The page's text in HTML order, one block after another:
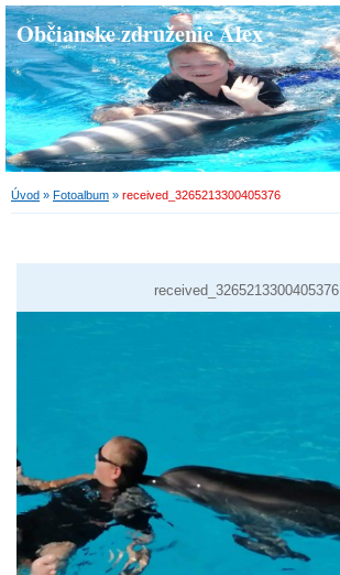
Občianske združenie Alex
Úvod » Fotoalbum » received_3265213300405376
received_3265213300405376